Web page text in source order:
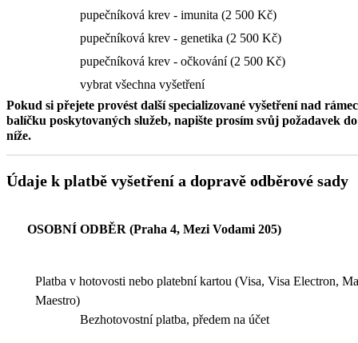
pupečníková krev - imunita (2 500 Kč)
pupečníková krev - genetika (2 500 Kč)
pupečníková krev - očkování (2 500 Kč)
vybrat všechna vyšetření
Pokud si přejete provést další specializované vyšetření nad
balíčku poskytovaných služeb, napište prosím svůj požadavek
níže.
Údaje k platbě vyšetření a dopravě odběrové sady
OSOBNÍ ODBĚR (Praha 4, Mezi Vodami 205)
Platba v hotovosti nebo platební kartou (Visa, Visa Electron,
Maestro)
Bezhotovostní platba, předem na účet